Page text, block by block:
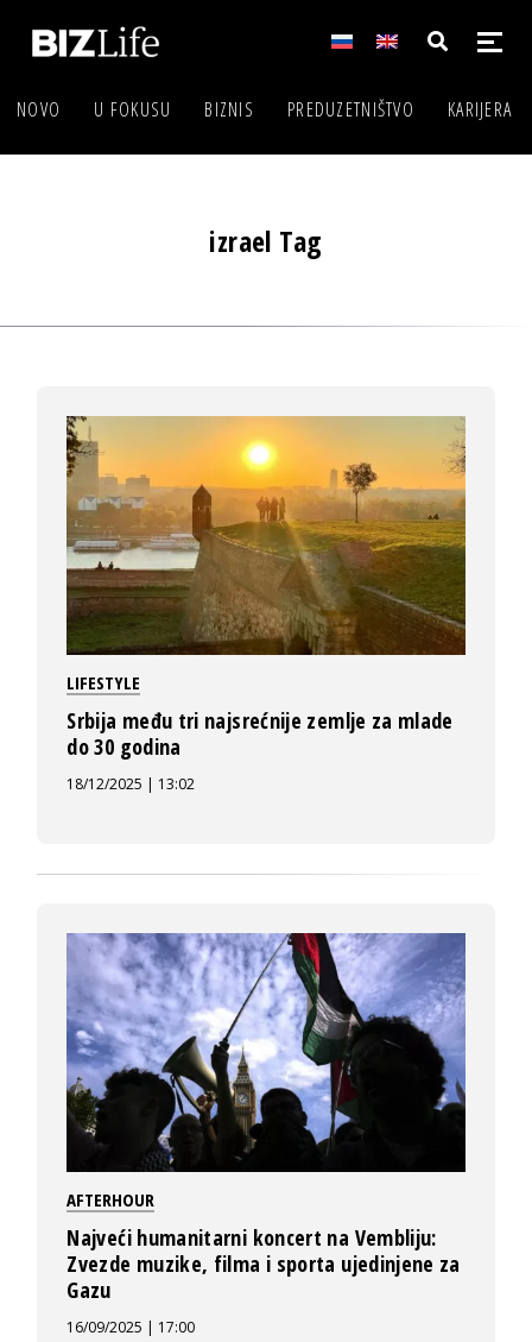
NOVO U FOKUSU BIZNIS PREDUZETNIŠTVO KARIJERA
izrael Tag
LIFESTYLE
Srbija među tri najsrećnije zemlje za mlade
do 30 godina
18/12/2025 | 13:02
AFTERHOUR
Najveći humanitarni koncert na Vembliju:
Zvezde muzike, filma i sporta ujedinjene za
Gazu
16/09/2025 | 17:00